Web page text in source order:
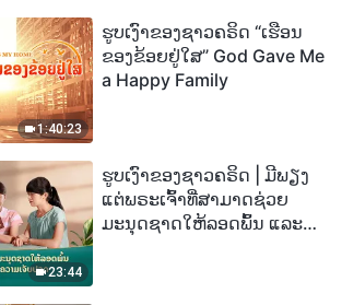
1:40:23
ຮູບເງົາຂອງຊາວຄຣິດ “ເຮືອນ
ຂອງຂ້ອຍຢູ່ໃສ” God Gave Me
a Happy Family
23:44
ຮູບເງົາຂອງຊາວຄຣິດ | ມີພຽງ
ແຕ່ພຣະເຈົ້າທີ່ສາມາດຊ່ວຍ
ມະນຸດຊາດໃຫ້ລອດພົ້ນ ແລະ